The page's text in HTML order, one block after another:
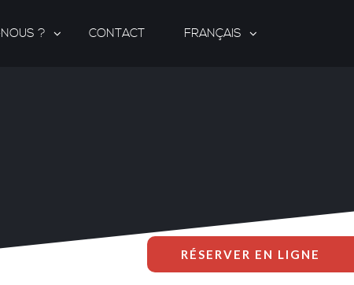
? CONTACT FRANÇAIS
RÉSERVER EN LIGNE